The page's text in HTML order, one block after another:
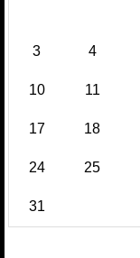
3 4
10 11
17 18
24 25
31